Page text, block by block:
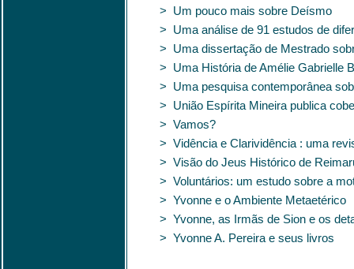
> Um pouco mais sobre Deísmo
> Uma análise de 91 estudos de
> Uma dissertação de Mestrado
> Uma História de Amélie Gabrielle
> Uma pesquisa contemporânea
> União Espírita Mineira publica
> Vamos?
> Vidência e Clarividência : uma
> Visão do Jeus Histórico de
> Voluntários: um estudo sobre a
> Yvonne e o Ambiente Metaetérico
> Yvonne, as Irmãs de Sion e os
> Yvonne A. Pereira e seus livros